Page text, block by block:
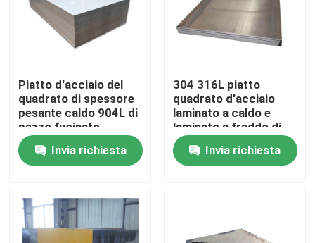
Casa
Contatti
Piatto d'acciaio del
quadrato di spessore
pesante caldo 904L di
pezzo fucinato
Aisi316 304
Invia richiesta
304 316L piatto
quadrato d'acciaio
laminato a caldo e
laminato a freddo di
spessore 150mm
Invia richiesta